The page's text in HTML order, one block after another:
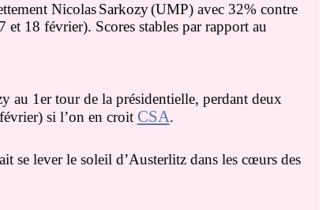
Nicolas Sarkozy(UMP) avec 32% contre
18 février). Scores stables par rapport au
au 1er tour de la présidentielle, perdant deux
si l’on en croit CSA.
se lever le soleil d’Austerlitz dans les cœurs des